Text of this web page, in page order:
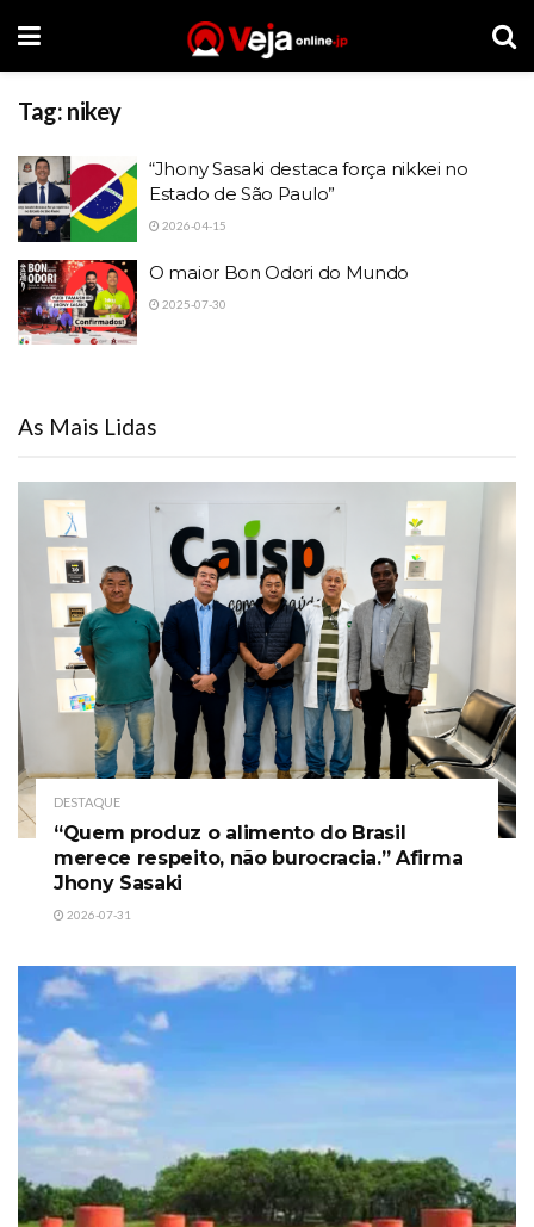
Tag: nikey
“Jhony Sasaki destaca força nikkei no
Estado de São Paulo”
2026-04-15
O maior Bon Odori do Mundo
2025-07-30
As Mais Lidas
DESTAQUE
“Quem produz o alimento do Brasil
merece respeito, não burocracia.” Afirma
Jhony Sasaki
2026-07-31